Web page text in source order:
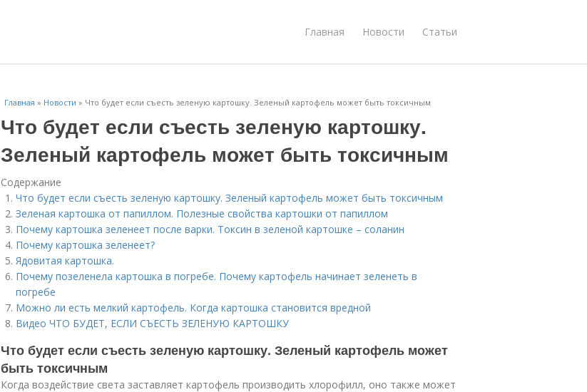
Главная Новости Статьи
Главная » Новости » Что будет если съесть зеленую картошку. Зеленый картофель может быть токсичным
Что будет если съесть зеленую картошку.
Зеленый картофель может быть токсичным
Содержание
Что будет если съесть зеленую картошку. Зеленый картофель может быть токсичным
Зеленая картошка от папиллом. Полезные свойства картошки от папиллом
Почему картошка зеленеет после варки. Токсин в зеленой картошке – соланин
Почему картошка зеленеет?
Ядовитая картошка.
Почему позеленела картошка в погребе. Почему картофель начинает зеленеть в
погребе
Можно ли есть мелкий картофель. Когда картошка становится вредной
Видео ЧТО БУДЕТ, ЕСЛИ СЪЕСТЬ ЗЕЛЕНУЮ КАРТОШКУ
Что будет если съесть зеленую картошку. Зеленый картофель может
быть токсичным
Когда воздействие света заставляет картофель производить хлорофилл, оно также может